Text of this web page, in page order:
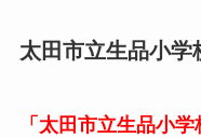
太田市立生品小学
「太田市立生品小